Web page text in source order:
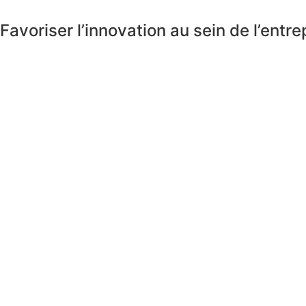
Favoriser l’innovation au sein de